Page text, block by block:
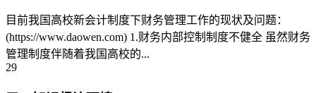
目前我国高校新会计制度下财务管理工作的现状及问题：
(https://www.daowen.com) 1.财务内部控制制度不健全 虽然财务
管理制度伴随着我国高校的...
29